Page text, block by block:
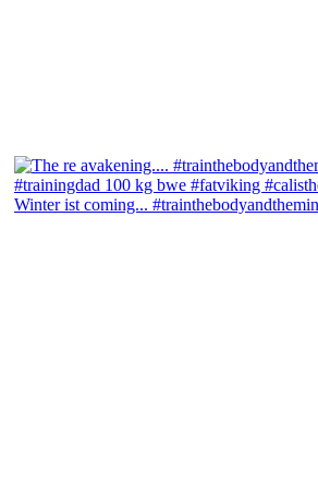
Winter ist coming...